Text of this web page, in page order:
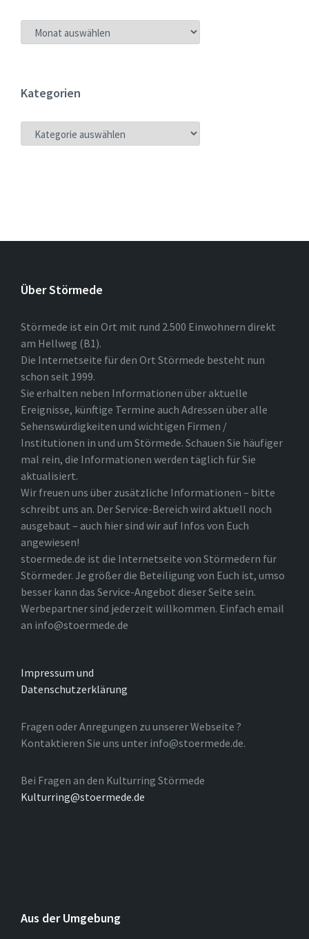
ARCHIV
Kategorien
KATEGORIEN
Über Störmede
Störmede ist ein Ort mit rund 2.500 Einwohnern direkt
am Hellweg (B1).
Die Internetseite für den Ort Störmede besteht nun
schon seit 1999.
Sie erhalten neben Informationen über aktuelle
Ereignisse, künftige Termine auch Adressen über alle
Sehenswürdigkeiten und wichtigen Firmen /
Institutionen in und um Störmede. Schauen Sie häufiger
mal rein, die Informationen werden täglich für Sie
aktualisiert.
Wir freuen uns über zusätzliche Informationen – bitte
schreibt uns an. Der Service-Bereich wird aktuell noch
ausgebaut – auch hier sind wir auf Infos von Euch
angewiesen!
stoermede.de ist die Internetseite von Störmedern für
Störmeder. Je größer die Beteiligung von Euch ist, umso
besser kann das Service-Angebot dieser Seite sein.
Werbepartner sind jederzeit willkommen. Einfach email
an info@stoermede.de
Impressum und
Datenschutzerklärung
Fragen oder Anregungen zu unserer Webseite ?
Kontaktieren Sie uns unter info@stoermede.de.
Bei Fragen an den Kulturring Störmede
Kulturring@stoermede.de
Aus der Umgebung